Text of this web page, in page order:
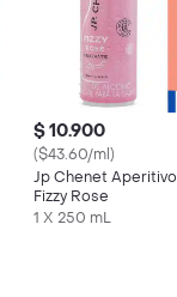
$ 10.900
($43.60/ml)
Jp Chenet Aperitivo
Fizzy Rose
1 X 250 mL